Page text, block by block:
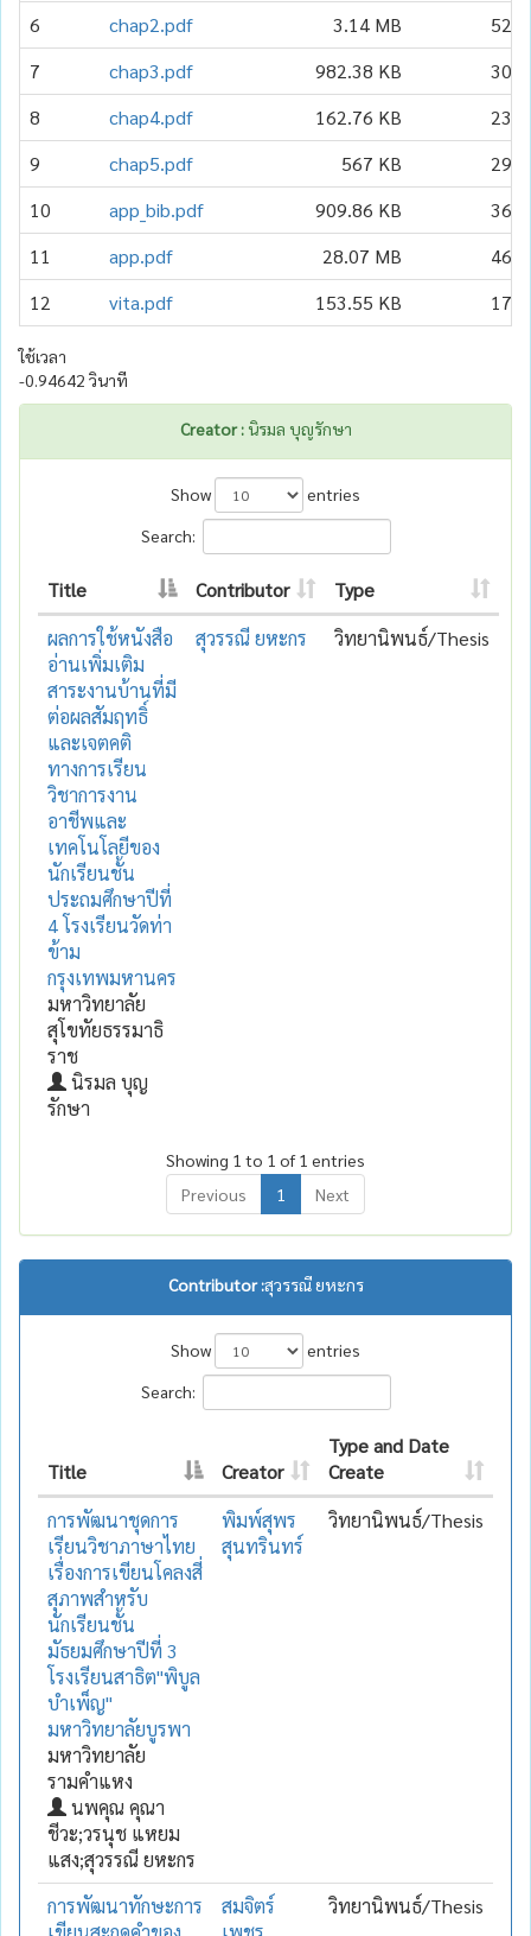
6
chap2.pdf 3.14 MB
522
7
chap3.pdf 982.38 KB
302
8
chap4.pdf 162.76 KB
238
9
chap5.pdf 567 KB
292
10
app_bib.pdf 909.86 KB
363
11
app.pdf 28.07 MB
460
12
vita.pdf 153.55 KB 170
ใช้เวลา
-0.94642 วินาที
Creator :นิรมล บุญรักษา
Show
entries
Search:
Title Contributor
Type
ผลการใช้หนังสือ
อ่านเพิ่มเติม
สาระงานบ้านที่มี
ต่อผลสัมฤทธิ์
และเจตคติ
ทางการเรียน
วิชาการงาน
อาชีพและ
เทคโนโลยีของ
นักเรียนชั้น
ประถมศึกษาปีที่
4 โรงเรียนวัดท่า
ข้าม
กรุงเทพมหานคร
มหาวิทยาลัย
สุโขทัยธรรมาธิ
ราช
นิรมล บุญ
รักษา
สุวรรณี ยหะกร วิทยานิพนธ์/Thesis
Showing 1 to 1 of 1 entries
Previous
1 Next
Contributor :สุวรรณี ยหะกร
Show
entries
Search:
Title Creator
Type and Date
Create
การพัฒนาชุดการ
เรียนวิชาภาษาไทย
เรื่องการเขียนโคลงสี่
สุภาพสำหรับ
นักเรียนชั้น
มัธยมศึกษาปีที่ 3
โรงเรียนสาธิต"พิบูล
บำเพ็ญ"
มหาวิทยาลัยบูรพา
มหาวิทยาลัย
รามคำแหง
นพคุณ คุณา
ชีวะ;วรนุช แหยม
แสง;สุวรรณี ยหะกร
พิมพ์สุพร
สุนทรินทร์
วิทยานิพนธ์/Thesis
การพัฒนาทักษะการ
สมจิตร์
วิทยานิพนธ์/Thesis